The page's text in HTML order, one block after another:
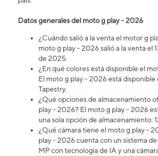
Datos generales del moto g play - 2026
¿Cuándo salió a la venta el motor g
moto g play - 2026 salió a la venta el
de 2025.
¿En qué colores está disponible el
El moto g play - 2026 está disponible
Tapestry.
¿Qué opciones de almacenamiento
play - 2026? El moto g play - 2026
una sola opción de almacenamiento:
¿Qué cámara tiene el moto g play -
play - 2026 cuenta con un sistema
MP con tecnología de IA y una